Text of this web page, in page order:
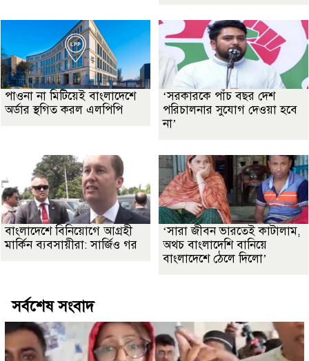
পাওনা না মিটিয়েই বাংলাদেশে
অর্ডার স্থগিত করল এলপিপি
‘সরকারকে পাঁচ বছর দেশ
পরিচালনার সুযোগ দেওয়া হবে
না’
বাংলাদেশে বিনিয়োগে আগ্রহী
মার্কিন ব্যবসায়ীরা: সার্জিও গর
‘সারা জীবন ভারতেই কাটালাম,
অথচ বাংলাদেশি বানিয়ে
বাংলাদেশে ঠেলে দিলো’
সর্বশেষ সংবাদ